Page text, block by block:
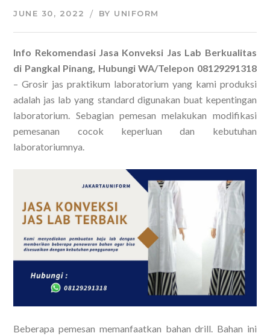
JUNE 30, 2022 BY UNIFORM
Info Rekomendasi Jasa Konveksi Jas Lab Berkualitas
di Pangkal Pinang, Hubungi WA/Telepon 08129291318
– Grosir jas praktikum laboratorium yang kami produksi
adalah jas lab yang standard digunakan buat kepentingan
laboratorium. Sebagian pemesan melakukan modifikasi
pemesanan cocok keperluan dan kebutuhan
laboratoriumnya.
Beberapa pemesan memanfaatkan bahan drill. Bahan ini